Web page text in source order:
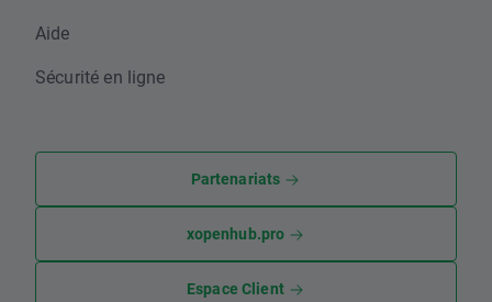
Aide
Sécurité en ligne
Partenariats
xopenhub.pro
Espace Client